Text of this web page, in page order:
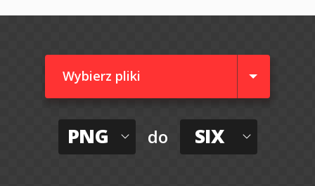
Wybierz pliki
PNG do SIX